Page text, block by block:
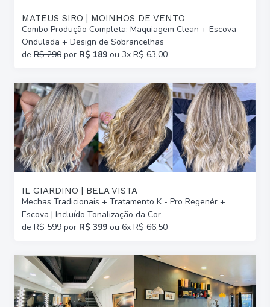
MATEUS SIRO | MOINHOS DE VENTO
Combo Produção Completa: Maquiagem Clean + Escova
Ondulada + Design de Sobrancelhas
de R$ 290 por R$ 189 ou 3x R$ 63,00
IL GIARDINO | BELA VISTA
Mechas Tradicionais + Tratamento K - Pro Regenér +
Escova | Incluído Tonalização da Cor
de R$ 599 por R$ 399 ou 6x R$ 66,50